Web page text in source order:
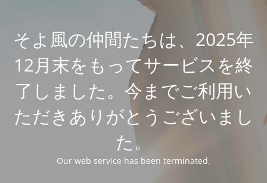
そよ風の仲間たちは、2025年
12月末をもってサービスを終
了しました。今までご利用い
ただきありがとうございまし
た。
Our web service has been terminated.